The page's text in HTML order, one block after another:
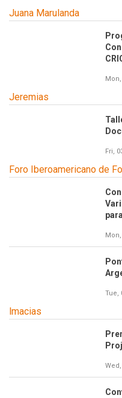
Juana Marulanda
Jeremias
Fri,
Foro Iberoamericano de
Tue,
lmacias